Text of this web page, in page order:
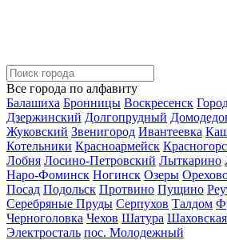
Все города по алфавиту
Балашиха Бронницы Воскресенск
Дзержинский Долгопрудный
Жуковский Звенигород Ивантеевка
Котельники Красноармейск
Лобня Лосино-Петровский Лыткарино
Наро-Фоминск Ногинск Озеры
Посад Подольск Протвино Пущино
Серебряные Пруды Серпухов Талдом
Черноголовка Чехов Шатура Шаховская
Электросталь пос. Молодежный